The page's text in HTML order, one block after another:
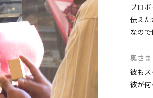
プロ
伝えた
なので
奥さま
彼もス
彼が何